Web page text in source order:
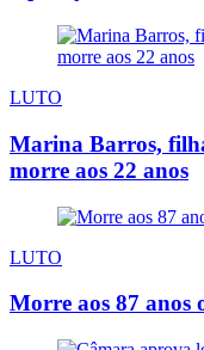
LUTO
Marina Barros,
morre aos 22 anos
LUTO
Morre aos 87